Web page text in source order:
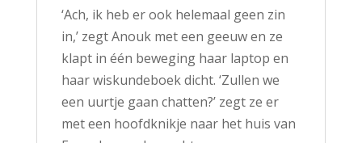
‘Ach, ik heb er ook helemaal geen zin
in,’ zegt Anouk met een geeuw en ze
klapt in één beweging haar laptop en
haar wiskundeboek dicht. ‘Zullen we
een uurtje gaan chatten?’ zegt ze er
met een hoofdknikje naar het huis van